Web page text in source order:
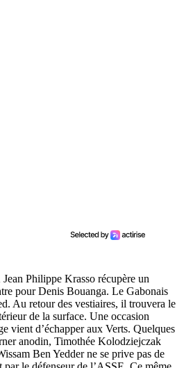
Philippe Krasso récupère un
pour Denis Bouanga. Le Gabonais
Au retour des vestiaires, il trouvera le
de la surface. Une occasion
vient d’échapper aux Verts. Quelques
anodin, Timothée Kolodziejczak
Ben Yedder ne se prive pas de